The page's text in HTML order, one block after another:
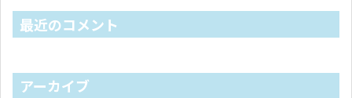
最近のコメント
アーカイブ